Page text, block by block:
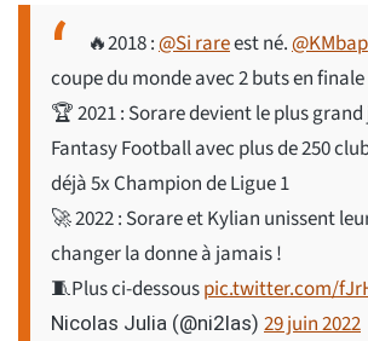
🔥2018 :@Si rareest né.
coupe du monde avec 2 buts en finale
🏆 2021 : Sorare devient le plus
Fantasy Football avec plus de 250
déjà 5x Champion de Ligue 1
🚀 2022 : Sorare et Kylian unissent
changer la donne à jamais !
🧵Plus ci-dessouspic.twitter.com/
Nicolas Julia (@ni2las) 29 juin 2022